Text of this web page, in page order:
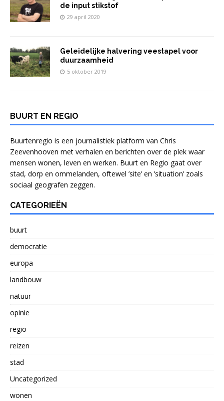
de input stikstof
29 april 2020
Geleidelijke halvering veestapel voor
duurzaamheid
5 oktober 2019
BUURT EN REGIO
Buurtenregio is een journalistiek platform van Chris
Zeevenhooven met verhalen en berichten over de plek waar
mensen wonen, leven en werken. Buurt en Regio gaat over
stad, dorp en ommelanden, oftewel ’site’ en ’situation’ zoals
sociaal geografen zeggen.
CATEGORIEËN
buurt
democratie
europa
landbouw
natuur
opinie
regio
reizen
stad
Uncategorized
wonen